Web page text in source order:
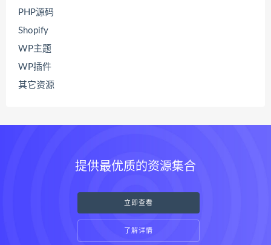
PHP源码
Shopify
WP主题
WP插件
其它资源
提供最优质的资源集合
立即查看
了解详情